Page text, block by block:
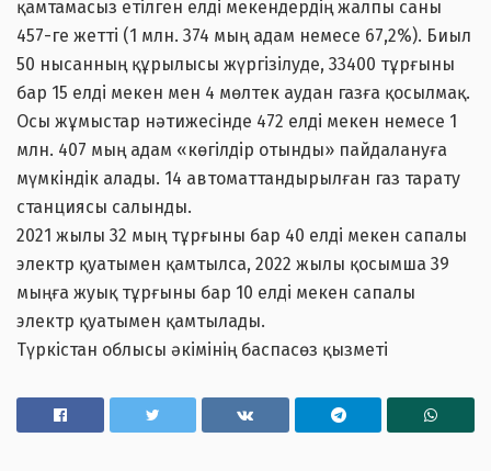
қамтамасыз етілген елді мекендердің жалпы саны
457-ге жетті (1 млн. 374 мың адам немесе 67,2%). Биыл
50 нысанның құрылысы жүргізілуде, 33400 тұрғыны
бар 15 елді мекен мен 4 мөлтек аудан газға қосылмақ.
Осы жұмыстар нәтижесінде 472 елді мекен немесе 1
млн. 407 мың адам «көгілдір отынды» пайдалануға
мүмкіндік алады. 14 автоматтандырылған газ тарату
станциясы салынды.
2021 жылы 32 мың тұрғыны бар 40 елді мекен сапалы
электр қуатымен қамтылса, 2022 жылы қосымша 39
мыңға жуық тұрғыны бар 10 елді мекен сапалы
электр қуатымен қамтылады.
Түркістан облысы әкімінің баспасөз қызметі